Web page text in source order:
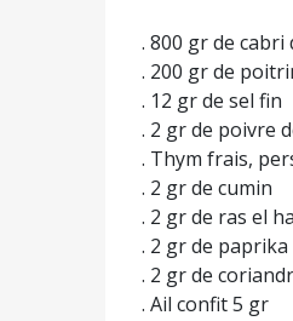
. 800 gr de cabri
. 200 gr de
. 12 gr de sel fin
. 2 gr de poivre
. Thym frais,
. 2 gr de cumin
. 2 gr de ras el
. 2 gr de paprika
. 2 gr de
. Ail confit 5 gr